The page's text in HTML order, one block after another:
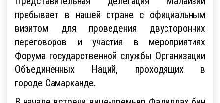
пребывает в нашей стране с официальным
визитом для проведения двусторонних
переговоров и участия в мероприятиях
Форума государственной службы Организации
Объединенных Наций, проходящих в
городе Самарканде.